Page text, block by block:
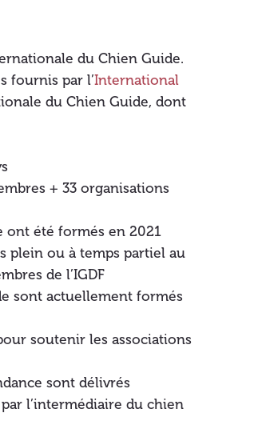
du Chien Guide.
fournis par l’International
du Chien Guide, dont
+ 33 organisations
ont été formés en 2021
plein ou à temps partiel au
de l’IGDF
sont actuellement formés
soutenir les associations
sont délivrés
l’intermédiaire du chien